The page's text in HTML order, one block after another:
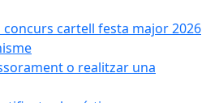
concurs cartell festa major 2026
o realitzar una